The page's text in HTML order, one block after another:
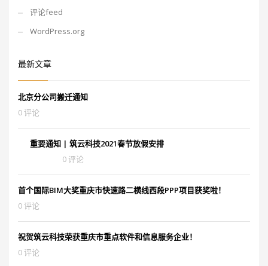
评论feed
WordPress.org
最新文章
北京分公司搬迁通知
0 评论
重要通知 | 筑云科技2021春节放假安排
0 评论
首个国际BIM大奖重庆市快速路二横线西段PPP项目获奖啦！
0 评论
祝贺筑云科技荣获重庆市重点软件和信息服务企业！
0 评论